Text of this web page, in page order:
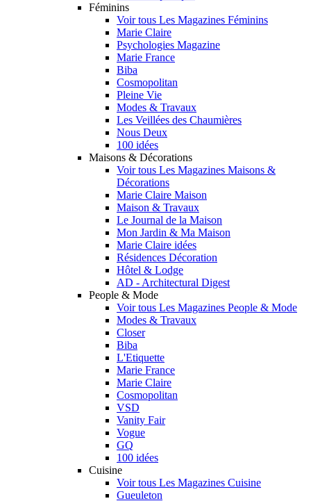
Féminins
Voir tous Les Magazines Féminins
Marie Claire
Psychologies Magazine
Marie France
Biba
Cosmopolitan
Pleine Vie
Modes & Travaux
Les Veillées des Chaumières
Nous Deux
100 idées
Maisons & Décorations
Voir tous Les Magazines Maisons &
Décorations
Marie Claire Maison
Maison & Travaux
Le Journal de la Maison
Mon Jardin & Ma Maison
Marie Claire idées
Résidences Décoration
Hôtel & Lodge
AD - Architectural Digest
People & Mode
Voir tous Les Magazines People & Mode
Modes & Travaux
Closer
Biba
L'Etiquette
Marie France
Marie Claire
Cosmopolitan
VSD
Vanity Fair
Vogue
GQ
100 idées
Cuisine
Voir tous Les Magazines Cuisine
Gueuleton